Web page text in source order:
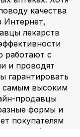
качества
Интернет,
лекарств
работают с
и проводят
гарантировать
самым высоким
продавцы
формы и
покупателям
образом